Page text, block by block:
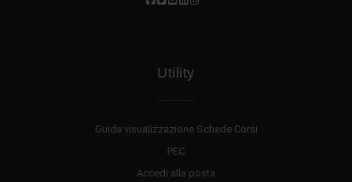
Utility
Guida visualizzazione Schede Corsi
PEC
Accedi alla posta